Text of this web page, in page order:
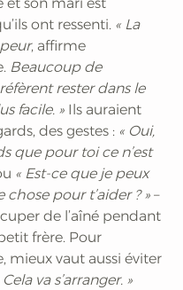
et son mari est
ont ressenti. « La
, affirme
Beaucoup de
rester dans le
facile. » Ils auraient
des gestes : « Oui,
que pour toi ce n’est
« Est-ce que je peux
chose pour t’aider ? » –
de l’aîné pendant
frère. Pour
mieux vaut aussi éviter
Cela va s’arranger. »